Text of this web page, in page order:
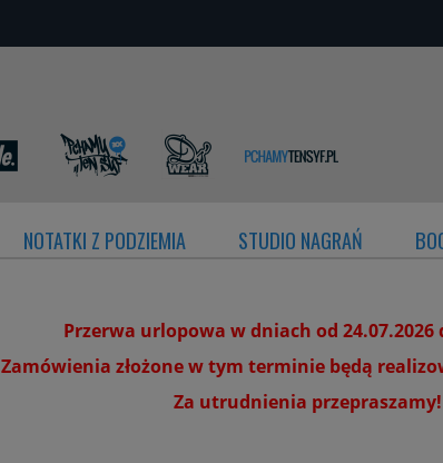
NOTATKI Z PODZIEMIA STUDIO NAGRAŃ
Przerwa urlopowa w dniach od 24.07.2026
Zamówienia złożone w tym terminie będą
Za utrudnienia przepraszamy!